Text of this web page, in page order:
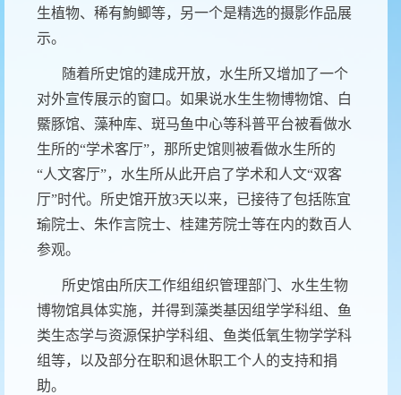
生植物、稀有鮈鲫等，另一个是精选的摄影作品展
示。
随着所史馆的建成开放，水生所又增加了一个
对外宣传展示的窗口。如果说水生生物博物馆、白
鱀豚馆、藻种库、斑马鱼中心等科普平台被看做水
生所的“学术客厅”，那所史馆则被看做水生所的
“人文客厅”，水生所从此开启了学术和人文“双客
厅”时代。所史馆开放3天以来，已接待了包括陈宜
瑜院士、朱作言院士、桂建芳院士等在内的数百人
参观。
所史馆由所庆工作组组织管理部门、水生生物
博物馆具体实施，并得到藻类基因组学学科组、鱼
类生态学与资源保护学科组、鱼类低氧生物学学科
组等，以及部分在职和退休职工个人的支持和捐
助。